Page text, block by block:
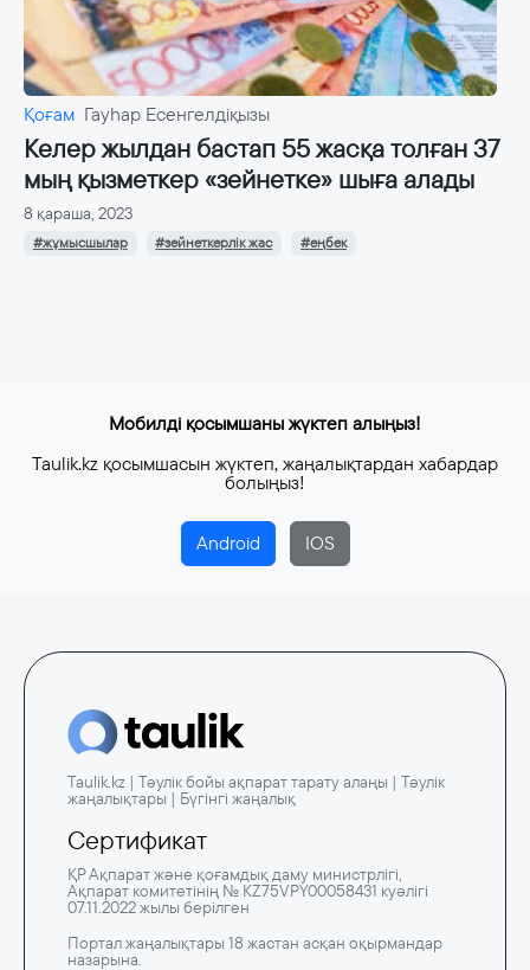
Қоғам Гауһар Есенгелдіқызы
Келер жылдан бастап 55 жасқа толған 37
мың қызметкер «зейнетке» шыға алады
8 қараша, 2023
#жұмысшылар #зейнеткерлік жас #еңбек
Мобилді қосымшаны жүктеп алыңыз!
Taulik.kz қосымшасын жүктеп, жаңалықтардан хабардар
болыңыз!
Android IOS
Taulik.kz | Тәулік бойы ақпарат тарату алаңы | Тәулік
жаңалықтары | Бүгінгі жаңалық
Сертификат
ҚР Ақпарат және қоғамдық даму министрлігі,
Ақпарат комитетінің № KZ75VPY00058431 куәлігі
07.11.2022 жылы берілген
Портал жаңалықтары 18 жастан асқан оқырмандар
назарына.